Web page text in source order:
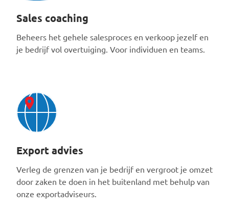
Sales coaching
Beheers het gehele salesproces en verkoop jezelf en
je bedrijf vol overtuiging. Voor individuen en teams.
Export advies
Verleg de grenzen van je bedrijf en vergroot je omzet
door zaken te doen in het buitenland met behulp van
onze exportadviseurs.